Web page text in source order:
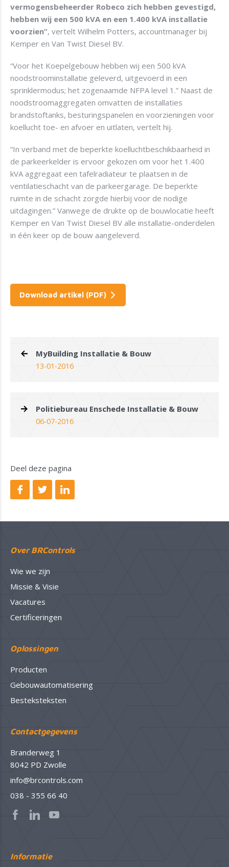
vermogensbeheerder Robeco zich hebben gevestigd,
hebben wij een 500 kVA en een 1.400 kVA installatie
voorzien”, vertelt Wilhelm Potters, accountmanager bij
Kemper en Van Twist Diesel BV.
“Voor het Koepelgebouw hebben wij een 500 kVA
noodstroominstallatie geleverd, uitgevoerd in een
sprinklermodus; het zogenaamde NFPA level 1.” Naast de
noodstroomaggregaten omvatten de installaties
brandstoftanks, besturingspanelen en voorzieningen voor
koellucht toe- en afvoer en uitlaten, vertelt hij.
“In verband met de beperkte koelluchtbeschikbaarheid in
de parkeerkelder is ervoor gekozen om voor het 1.400
kVA aggregaat een tafelradiateur te plaatsen in de
ventilatieschacht van de parkeergarage. De beperkte
ruimte in de schacht zorgde hierbij voor de nodige
uitdagingen.” Vanwege de drukte op de bouwlocatie heeft
Kemper en Van Twist Diesel BV alle installatie-onderdelen
in één keer op de bouw aangeleverd.
Download artikel (PDF)
MyBuilding Installatie & Bouw
13-01-2016
Politiebureau Enschede Installatie & Bouw
06-07-2016
Deel deze pagina
Over BRControls
Wie we zijn
Missie & Visie
Vacatures
Certificeringen
Oplossingen
Producten
Gebouwautomatisering
Besteksteksten
Contactgegevens
Branderweg 1
8042 PD Zwolle
info@brcontrols.com
038 - 355 66 40
Informatie